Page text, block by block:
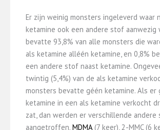
Er zijn weinig monsters ingeleverd waar
ketamine ook een andere stof aanwezig
bevatte 93,8% van alle monsters die
als ketamine alléén ketamine, en 0,8%
een andere stof naast ketamine.
twintig (5,4%) van de als ketamine
monsters bevatte géén ketamine. Als er
ketamine in een als ketamine verkocht
zat, dan werden er verschillende
aangetroffen. MDMA (7 keer), 2-MMC (6